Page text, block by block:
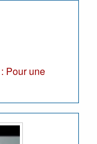
Pour une